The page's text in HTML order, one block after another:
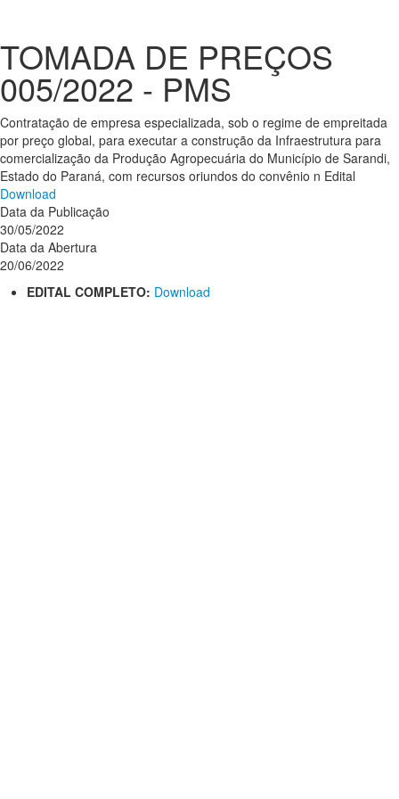
TOMADA DE PREÇOS
005/2022 - PMS
Contratação de empresa especializada, sob o regime de empreitada
por preço global, para executar a construção da Infraestrutura para
comercialização da Produção Agropecuária do Município de Sarandi,
Estado do Paraná, com recursos oriundos do convênio n Edital
Download
Data da Publicação
30/05/2022
Data da Abertura
20/06/2022
EDITAL COMPLETO: Download